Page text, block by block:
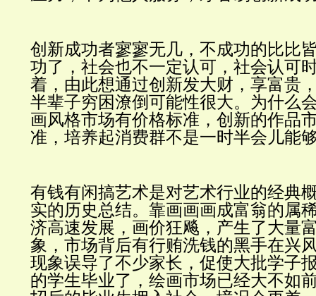
创新成功者寥寥无几，不成功的比比
功了，社会也不一定认可，社会认可
着，由此想通过创新发大财，享富贵
半辈子穷困潦倒可能性很大。为什么
画风格市场有价格标准，创新的作品
准，培养起消费群不是一时半会儿能
有钱有闲搞艺术是对艺术行业的经典
实的历史总结。靠画画画成富翁的属
济高速发展，画价狂飚，产生了大量
象，市场背后有行贿洗钱的黑手在兴
现象误导了不少家长，促使大批学子
的学生毕业了，绘画市场已经大不如